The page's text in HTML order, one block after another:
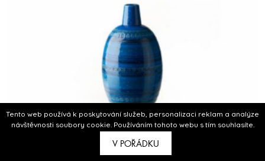
Tento web používá k poskytování služeb, personalizaci reklam a analýze
návštěvnosti soubory cookie. Používáním tohoto webu s tím souhlasíte.
V POŘÁDKU